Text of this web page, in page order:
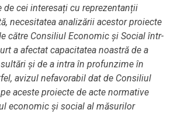
cei interesați cu reprezentanții
necesitatea analizării acestor proiecte
către Consiliul Economic și Social într-
a afectat capacitatea noastră de a
și de a intra în profunzime în
avizul nefavorabil dat de Consiliul
aceste proiecte de acte normative
economic și social al măsurilor